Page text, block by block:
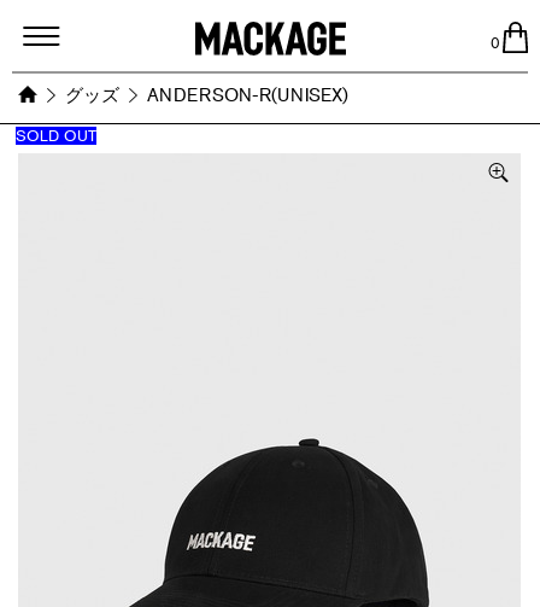
MACKAGE
0
グッズ ANDERSON-R(UNISEX)
SOLD OUT